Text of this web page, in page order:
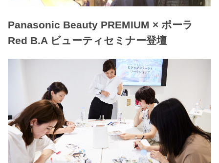
Panasonic Beauty PREMIUM × ポーラ
Red B.A ビューティセミナー登壇